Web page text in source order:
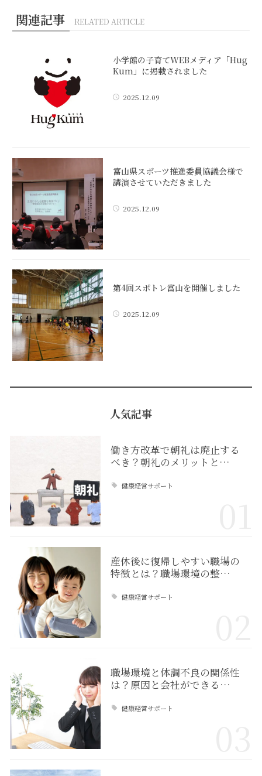
関連記事 RELATED ARTICLE
小学館の子育てWEBメディア「Hug
Kum」に掲載されました
2025.12.09
富山県スポーツ推進委員協議会様で
講演させていただきました
2025.12.09
第4回スポトレ富山を開催しました
2025.12.09
人気記事
働き方改革で朝礼は廃止する
べき？朝礼のメリットと…
健康経営サポート
産休後に復帰しやすい職場の
特徴とは？職場環境の整…
健康経営サポート
職場環境と体調不良の関係性
は？原因と会社ができる…
健康経営サポート